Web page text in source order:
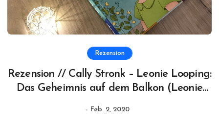
Rezension
Rezension // Cally Stronk – Leonie Looping:
Das Geheimnis auf dem Balkon (Leonie
Feb. 2, 2020